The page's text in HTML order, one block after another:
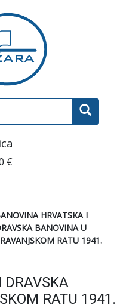
€
HRVATSKA I
BANOVINA U
RATU 1941.
DRAVSKA
RATU 1941.